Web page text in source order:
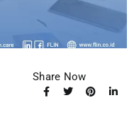
Share Now